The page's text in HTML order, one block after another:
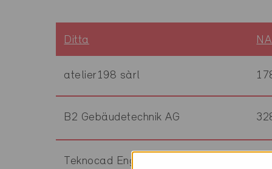
Ditta
atelier198 sàrl
B2 Gebäudetechnik AG
Teknocad Engineering SA